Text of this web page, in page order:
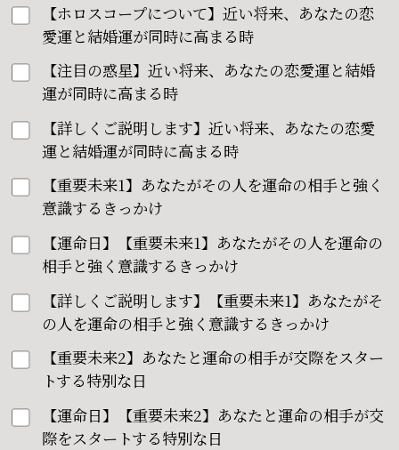
【ホロスコープについて】近い将来、あなたの恋
愛運と結婚運が同時に高まる時
【注目の惑星】近い将来、あなたの恋愛運と結婚
運が同時に高まる時
【詳しくご説明します】近い将来、あなたの恋愛
運と結婚運が同時に高まる時
【重要未来1】あなたがその人を運命の相手と強く
意識するきっかけ
【運命日】【重要未来1】あなたがその人を運命の
相手と強く意識するきっかけ
【詳しくご説明します】【重要未来1】あなたがそ
の人を運命の相手と強く意識するきっかけ
【重要未来2】あなたと運命の相手が交際をスター
トする特別な日
【運命日】【重要未来2】あなたと運命の相手が交
際をスタートする特別な日